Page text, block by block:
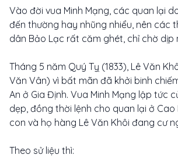
Vào đời vua Minh Mạng, các quan lại
đến thường hay nhũng nhiểu, nên các
dân Bảo Lạc rất căm ghét, chỉ chờ dịp
Tháng 5 năm Quý Tỵ (1833), Lê Văn
Văn Vân) vì bất mãn đã khởi binh
An ở Gia Định. Vua Minh Mạng lập tức
dẹp, đồng thời lệnh cho quan lại ở
con và họ hàng Lê Văn Khôi đang cư
Theo sử liệu thì: